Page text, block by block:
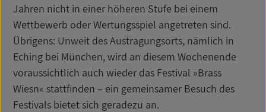
Jahren nicht in einer höheren Stufe bei einem
Wettbewerb oder Wertungsspiel angetreten sind.
Übrigens: Unweit des Austragungsorts, nämlich in
Eching bei München, wird an diesem Wochenende
voraussichtlich auch wieder das Festival »Brass
Wiesn« stattfinden – ein gemeinsamer Besuch des
Festivals bietet sich geradezu an.